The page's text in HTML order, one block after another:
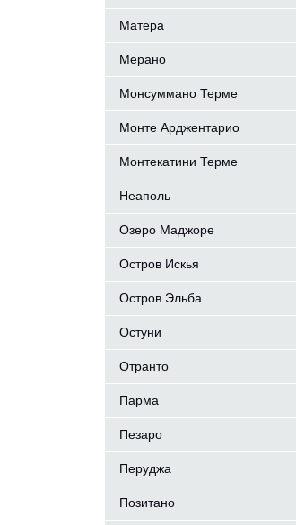
Матера
Мерано
Монсуммано Терме
Монте Арджентарио
Монтекатини Терме
Неаполь
Озеро Маджоре
Остров Искья
Остров Эльба
Остуни
Отранто
Парма
Пезаро
Перуджа
Позитано